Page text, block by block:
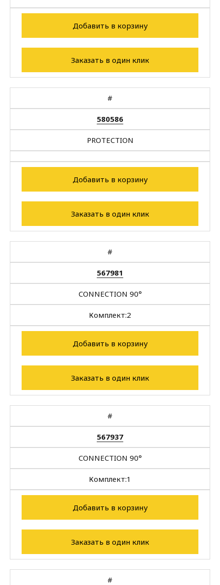
Добавить в корзину
Заказать в один клик
#
580586
PROTECTION
Добавить в корзину
Заказать в один клик
#
567981
CONNECTION 90°
Комплект:2
Добавить в корзину
Заказать в один клик
#
567937
CONNECTION 90°
Комплект:1
Добавить в корзину
Заказать в один клик
#